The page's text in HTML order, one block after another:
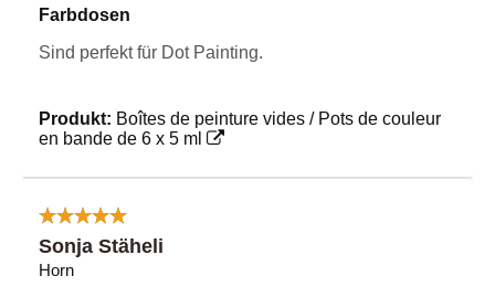
Farbdosen
Sind perfekt für Dot Painting.
Produkt: Boîtes de peinture vides / Pots de couleur
en bande de 6 x 5 ml
Sonja Stäheli
Horn